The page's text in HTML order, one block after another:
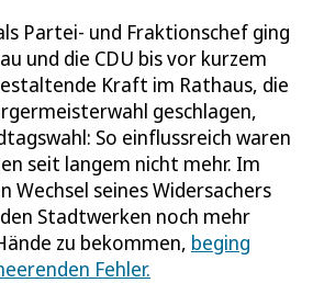
Partei- und Fraktionschef ging
und die CDU bis vor kurzem
Kraft im Rathaus, die
geschlagen,
So einflussreich waren
seit langem nicht mehr. Im
Wechsel seines Widersachers
Stadtwerken noch mehr
zu bekommen, beging
Fehler.